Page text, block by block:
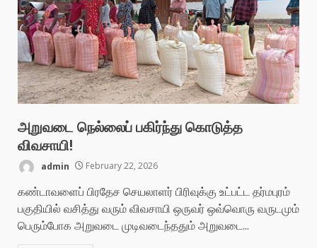
அறுவடை நெல்லைப் பகிர்ந்து கொடுத்த
விவசாயி!
admin February 22, 2026
கண்டாவளைப் பிரதேச செயலாளர் பிரிவுக்கு உட்பட்ட தர்மபுரம்
பகுதியில் வசித்து வரும் விவசாயி ஒருவர் ஒவ்வொரு வருடமும்
பெரும்போக அறுவடை முடிவடைந்ததும் அறுவடை...